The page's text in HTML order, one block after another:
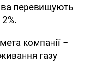
перевищують
компанії –
газу